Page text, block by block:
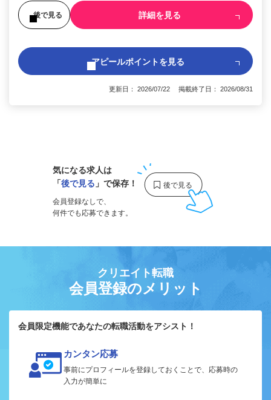
後で見る 詳細を見る
アピールポイントを見る
更新日： 2026/07/22 掲載終了日： 2026/08/31
気になる求人は
「後で見る 」で保存！
会員登録なしで、
何件でも応募できます。
クリエイト転職
会員登録のメリット
会員限定機能であなたの転職活動をアシスト！
カンタン応募
事前にプロフィールを登録しておくことで、応募時の
入力が簡単に